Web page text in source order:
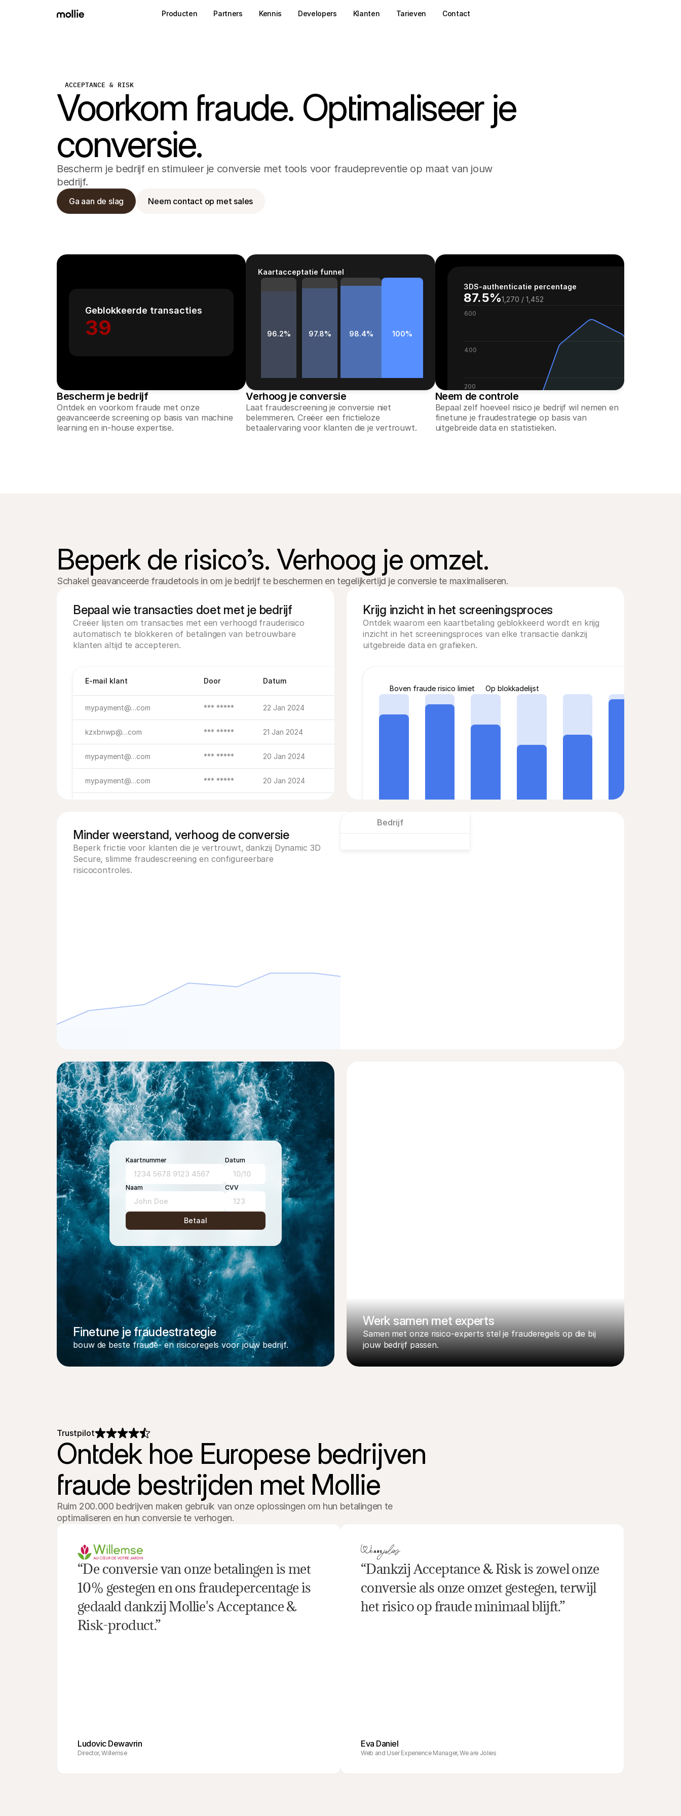
ACCEPTANCE & RISK
Voorkom fraude. Optimaliseer je
conversie.
Bescherm je bedrijf en stimuleer je conversie met tools voor fraudepreventie op maat van jouw
bedrijf.
Ga aan de slag Neem contact op met sales
Geblokkeerde transacties
39
Bescherm je bedrijf
Ontdek en voorkom fraude met onze
geavanceerde screening op basis van machine
learning en in-house expertise.
Kaartacceptatie funnel
96.2% 97.8% 98.4% 100%
Verhoog je conversie
Laat fraudescreening je conversie niet
belemmeren. Creëer een frictieloze
betaalervaring voor klanten die je vertrouwt.
3DS-authenticatie percentage
87.5%1,270 / 1,452
600
400
200
200
Neem de controle
Bepaal zelf hoeveel risico je bedrijf wil nemen en
finetune je fraudestrategie op basis van
uitgebreide data en statistieken.
Beperk de risico’s. Verhoog je omzet.
Schakel geavanceerde fraudetools in om je bedrijf te beschermen en tegelijkertijd je conversie te maximaliseren.
Bepaal wie transacties doet met je bedrijf
Creëer lijsten om transacties met een verhoogd frauderisico
automatisch te blokkeren of betalingen van betrouwbare
klanten altijd te accepteren.
E-mail klant Door Datum
mypayment@…com *** ***** 22 Jan 2024
kzxbnwp@…com *** ***** 21 Jan 2024
mypayment@…com *** ***** 20 Jan 2024
mypayment@…com *** ***** 20 Jan 2024
mypayment@…com *** ***** 22 Aug 2023
mypayment@…com *** ***** 22 Aug 2023
Krijg inzicht in het screeningsproces
Ontdek waarom een kaartbetaling geblokkeerd wordt en krijg
inzicht in het screeningsproces van elke transactie dankzij
uitgebreide data en grafieken.
Boven fraude risico limiet Op blokkadelijst
Minder weerstand, verhoog de conversie
Beperk frictie voor klanten die je vertrouwt, dankzij Dynamic 3D
Secure, slimme fraudescreening en configureerbare
risicocontroles.
Bedrijf
Kaartnummer
1234 5678 9123 4567
Datum
10/10
Naam
John Doe
CVV
123
Betaal
Finetune je fraudestrategie
bouw de beste fraude- en risicoregels voor jouw bedrijf.
Werk samen met experts
Samen met onze risico-experts stel je frauderegels op die bij
jouw bedrijf passen.
Trustpilot
Ontdek hoe Europese bedrijven
fraude bestrijden met Mollie
Ruim 200.000 bedrijven maken gebruik van onze oplossingen om hun betalingen te
optimaliseren en hun conversie te verhogen.
“De conversie van onze betalingen is met
10% gestegen en ons fraudepercentage is
gedaald dankzij Mollie's Acceptance &
Risk-product.”
Ludovic Dewavrin
Director, Willemse
“Dankzij Acceptance & Risk is zowel onze
conversie als onze omzet gestegen, terwijl
het risico op fraude minimaal blijft.”
Eva Daniel
Web and User Experience Manager, We are Jolies
Producten Partners Kennis Developers Klanten Tarieven Contact